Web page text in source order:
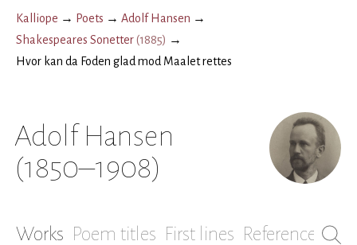
Kalliope → Poets → Adolf Hansen →
Shakespeares Sonetter(1885) →
Hvor kan da Foden glad mod Maalet rettes
Adolf Hansen
(1850–1908)
Works Poem titles First lines References